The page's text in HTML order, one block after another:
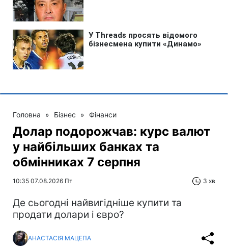
Головна » Бізнес » Фінанси
Долар подорожчав: курс валют
у найбільших банках та
обмінниках 7 серпня
10:35 07.08.2026 Пт 3 хв
Де сьогодні найвигідніше купити та
продати долари і євро?
АНАСТАСІЯ МАЦЕПА